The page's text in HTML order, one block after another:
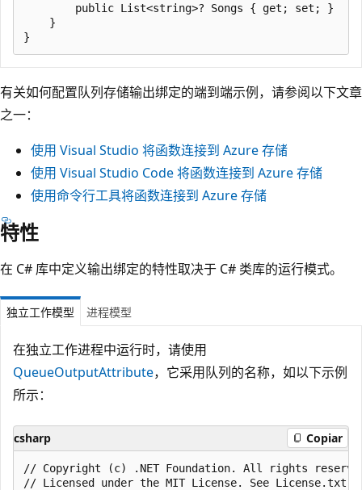
        public List<string>? Songs { get; set; }
    }
有关如何配置队列存储输出绑定的端到端示例，请参阅以下文章
之一：
使用 Visual Studio 将函数连接到 Azure 存储
使用 Visual Studio Code 将函数连接到 Azure 存储
使用命令行工具将函数连接到 Azure 存储
特性
在 C# 库中定义输出绑定的特性取决于 C# 类库的运行模式。
独立工作模型 进程模型
在独立工作进程中运行时，请使用
QueueOutputAttribute，它采用队列的名称，如以下示例
所示：
csharp Copiar
﻿// Copyright (c) .NET Foundation. All rights
// Licensed under the MIT License. See